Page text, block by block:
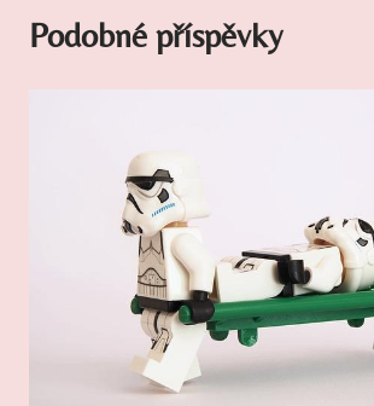
Podobné příspěvky